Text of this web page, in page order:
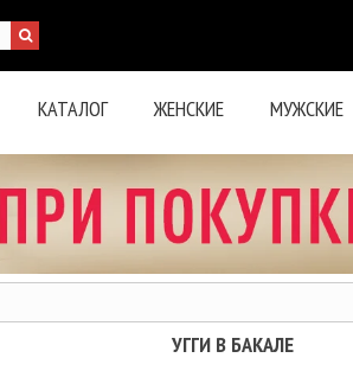
КАТАЛОГ ЖЕНСКИЕ МУЖСКИЕ
УГГИ В БАКАЛЕ